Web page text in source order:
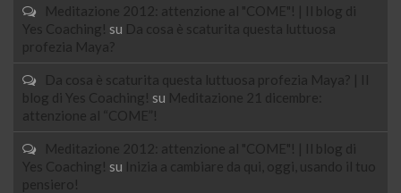
Meditazione 2012: attenzione al "COME"! | Il blog di
Yes Coaching! su
Da cosa è scaturita questa luttuosa
profezia Maya?
Da cosa è scaturita questa luttuosa profezia Maya? | Il
blog di Yes Coaching! su
Meditazione 21 dicembre:
attenzione al “COME”!
Meditazione 2012: attenzione al "COME"! | Il blog di
Yes Coaching! su
Inizia a cambiare da qui, oggi, usando il tuo
pensiero!